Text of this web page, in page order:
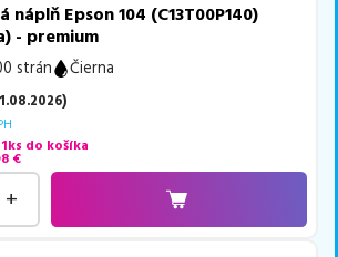
Epson 104 (C13T00P140)
- premium
strán
Čierna
)
do košíka
€
+